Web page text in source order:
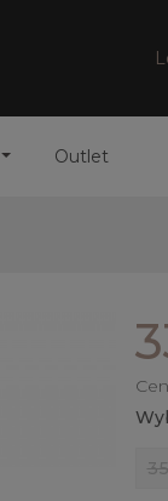
Outlet
35